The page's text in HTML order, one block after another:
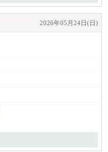
2026年05月24日(日)